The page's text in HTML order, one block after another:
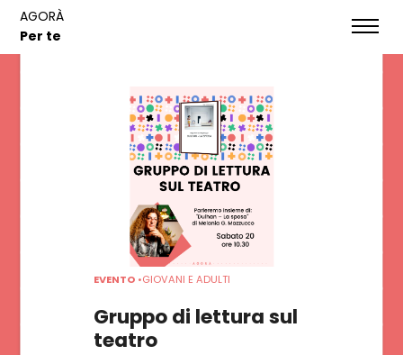
AGORÀ
Per te
NOTIZIE
EVENTI
CONTATTI
EVENTI
EVENTO •GIOVANI E ADULTI
Gruppo di lettura sul
teatro